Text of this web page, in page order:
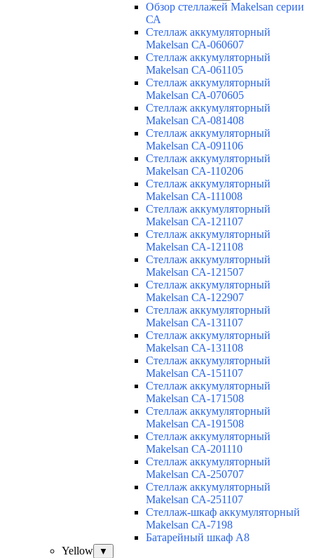
Обзор стеллажей Makelsan серии
СА
Cтеллаж аккумуляторный
Makelsan СА-060607
Cтеллаж аккумуляторный
Makelsan СА-061105
Cтеллаж аккумуляторный
Makelsan СА-070605
Cтеллаж аккумуляторный
Makelsan СА-081408
Cтеллаж аккумуляторный
Makelsan СА-091106
Cтеллаж аккумуляторный
Makelsan СА-110206
Cтеллаж аккумуляторный
Makelsan СА-111008
Cтеллаж аккумуляторный
Makelsan СА-121107
Cтеллаж аккумуляторный
Makelsan СА-121108
Cтеллаж аккумуляторный
Makelsan СА-121507
Cтеллаж аккумуляторный
Makelsan СА-122907
Cтеллаж аккумуляторный
Makelsan СА-131107
Cтеллаж аккумуляторный
Makelsan СА-131108
Cтеллаж аккумуляторный
Makelsan СА-151107
Cтеллаж аккумуляторный
Makelsan СА-171508
Cтеллаж аккумуляторный
Makelsan СА-191508
Cтеллаж аккумуляторный
Makelsan СА-201110
Cтеллаж аккумуляторный
Makelsan СА-250707
Cтеллаж аккумуляторный
Makelsan СА-251107
Стеллаж-шкаф аккумуляторный
Makelsan СА-7198
Батарейный шкаф А8
Yellow
▼